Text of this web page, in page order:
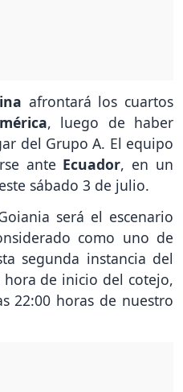
afrontará los cuartos
, luego de haber
del Grupo A. El equipo
ante Ecuador, en un
sábado 3 de julio.
será el escenario
como uno de
segunda instancia del
de inicio del cotejo,
22:00 horas de nuestro